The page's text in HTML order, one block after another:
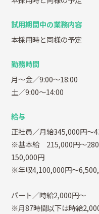
試用期間中の業務内容
本採用時と同様の予定
勤務時間
月～金／9:00～18:00
土／9:00～14:00
給与
正社員／月給345,000円～
※基本給 215,000円～
150,000円
※年収4,100,000円～
パート／時給2,000円～
※月87時間以下は時給